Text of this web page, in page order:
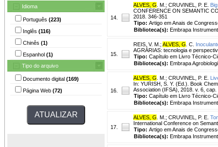
Idioma
Português (223)
Inglês (116)
Chinês (1)
Espanhol (1)
Tipo do arquivo
Documento digital (169)
Página Web (72)
14.
ALVES, G . M. ; CRUVINEL, P. E.
CONFERENCE ON SEMANTIC
2018. 346-351
Tipo: Artigo em Anais de
Biblioteca(s): Embrapa
15.
REIS, V. M. ; ALVES, G . C.
AGRÁRIAS: tecnologia e
Tipo: Capítulo em Livro Técnico-
Biblioteca(s): Embrapa
16.
ALVES, G . M. ; CRUVINEL, P. E.
In: YURISH, S. Y. (Ed.). Book
Association (IFSA), 2018. v. 6,
Tipo: Capítulo em Livro Técnico-
Biblioteca(s): Embrapa
17.
ALVES, G . M. ; CRUVINEL, P. E.
International Conference on
Tipo: Artigo em Anais de
Biblioteca(s): Embrapa